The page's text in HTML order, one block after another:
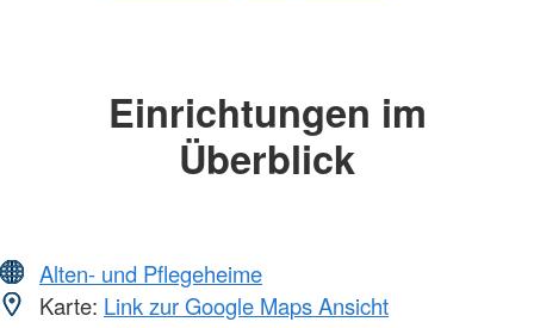
Einrichtungen im
Überblick
Alten- und Pflegeheime
Karte: Link zur Google Maps Ansicht